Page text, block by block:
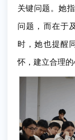
关键问题。她
问题，而在于
时，她也提醒
怀，建立合理的